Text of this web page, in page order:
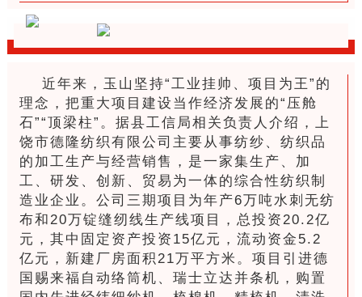
近年来，玉山坚持“工业挂帅、项目为王”的
理念，把重大项目建设当作经济发展的“压舱
石”“顶梁柱”。据县工信局相关负责人介绍，上
饶市德隆纺织有限公司主要从事纺纱、纺织品
的加工生产与经营销售，是一家集生产、加
工、研发、创新、贸易为一体的综合性纺织制
造业企业。公司三期项目为年产6万吨水刺无纺
布和20万锭缝纫线生产线项目，总投资20.2亿
元，其中固定资产投资15亿元，流动资金5.2
亿元，新建厂房面积21万平方米。项目引进德
国赐来福自动络筒机、瑞士立达并条机，购置